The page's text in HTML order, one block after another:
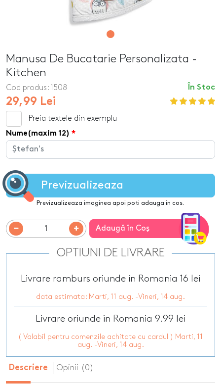
Manusa De Bucatarie Personalizata -
Kitchen
În Stoc
Cod produs: 1508
29,99 Lei
Preia textele din exemplu
Nume(maxim 12)
Previzualizeaza
Previzualizeaza imaginea apoi poti adauga in cos.
Adaugă în Coş
OPTIUNI DE LIVRARE
Livrare ramburs oriunde in Romania 16 lei
data estimata: Marti, 11 aug. -Vineri, 14 aug.
Livrare oriunde in Romania 9.99 lei
( Valabil pentru comenzile achitate cu cardul ) Marti, 11
aug. -Vineri, 14 aug.
Descriere Opinii (0)